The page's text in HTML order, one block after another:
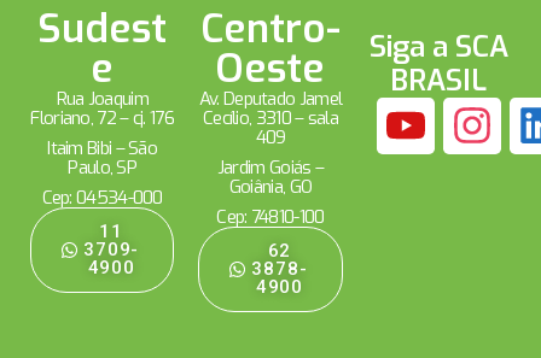
Sudest
e
Rua Joaquim
Floriano, 72 – cj. 176
Itaim Bibi – São
Paulo, SP
Cep: 04534-000
11
3709-
4900
Centro-
Oeste
Av. Deputado Jamel
Cecílio, 3310 – sala
409
Jardim Goiás –
Goiânia, GO
Cep: 74810-100
62
3878-
4900
Siga a SCA
BRASIL